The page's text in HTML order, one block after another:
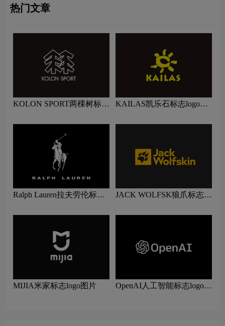
热门文章
KOLON SPORT两棵树标志
KAILAS凯乐石标志logo图
Ralph Lauren拉夫劳伦标志
JACK WOLFSK狼爪标志
MIJIA米家标志logo图片
OpenAI人工智能标志logo图